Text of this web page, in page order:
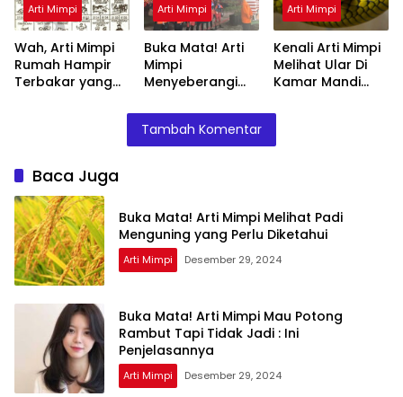
Arti Mimpi
Wah, Arti Mimpi
Rumah Hampir
Terbakar yang
Arti Mimpi
Buka Mata! Arti
Mimpi
Menyeberangi
Teman Ternyata
Ini Artinya
Menurut Pakar
Arti Mimpi
Kenali Arti Mimpi
Melihat Ular Di
Kamar Mandi
Ini Penjelasannya
Tambah Komentar
Baca Juga
Buka Mata! Arti Mimpi Melihat Padi
Menguning yang Perlu Diketahui
Arti Mimpi Desember 29, 2024
Buka Mata! Arti Mimpi Mau Potong
Rambut Tapi Tidak Jadi : Ini
Penjelasannya
Arti Mimpi Desember 29, 2024